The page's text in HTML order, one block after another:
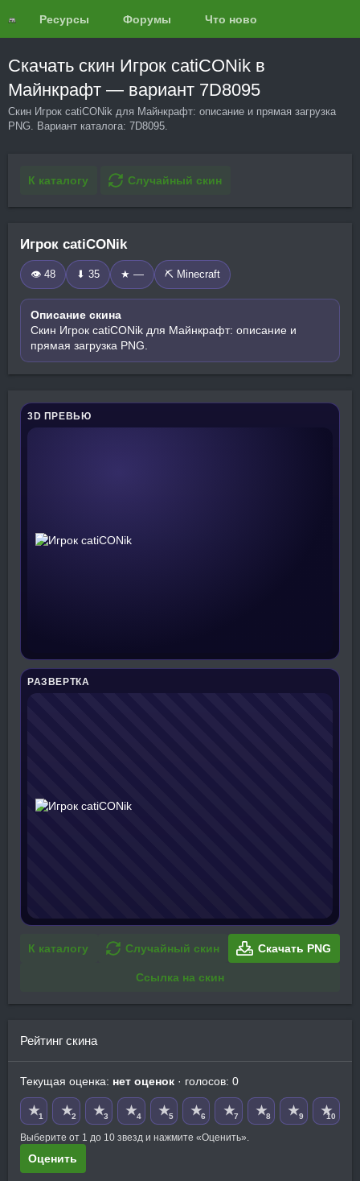
Ресурсы Форумы Что нового?
Скачать скин Игрок catiCONik в
Майнкрафт — вариант 7D8095
Скин Игрок catiCONik для Майнкрафт: описание и прямая загрузка
PNG. Вариант каталога: 7D8095.
К каталогу Случайный скин
Игрок catiCONik
👁 48 ⬇ 35 ★ — ⛏️ Minecraft
Описание скина
Скин Игрок catiCONik для Майнкрафт: описание и
прямая загрузка PNG.
3D ПРЕВЬЮ
РАЗВЕРТКА
К каталогу Случайный скин Скачать PNG
Ссылка на скин
Рейтинг скина
Текущая оценка: нет оценок · голосов: 0
★1 ★2 ★3 ★4 ★5 ★6 ★7 ★8 ★9 ★10
Выберите от 1 до 10 звезд и нажмите «Оценить».
Оценить